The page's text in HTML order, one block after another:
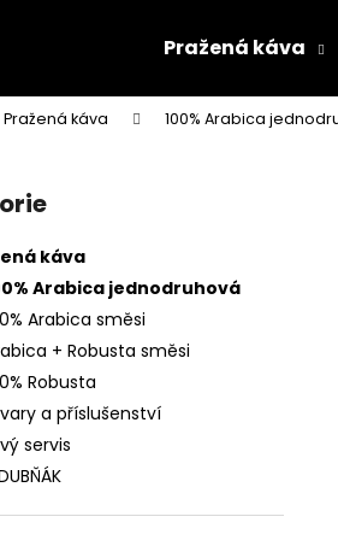
Pražená káva
Pražená káva 100% Arabica
káva
Arabica jednodruhová
Arabica směsi
+ Robusta směsi
Robusta
a příslušenství
servis